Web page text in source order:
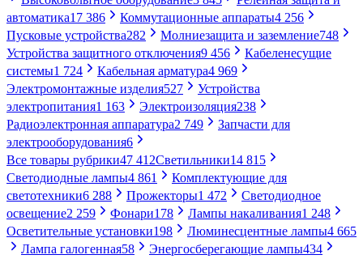
автоматика17 386 Коммутационные аппараты4 256
Пусковые устройства282 Молниезащита и заземление748
Устройства защитного отключения9 456
Кабеленесущие
системы1 724 Кабельная арматура4 969
Электромонтажные изделия527
Устройства
электропитания1 163 Электроизоляция238
Радиоэлектронная аппаратура2 749
Запчасти для
электрооборудования6
Все товары рубрики47 412Светильники14 815
Светодиодные лампы4 861
Комплектующие для
светотехники6 288 Прожекторы1 472
Светодиодное
освещение2 259 Фонари178 Лампы накаливания1 248
Осветительные установки198 Люминесцентные лампы4 665
Лампа галогенная58 Энергосберегающие лампы434